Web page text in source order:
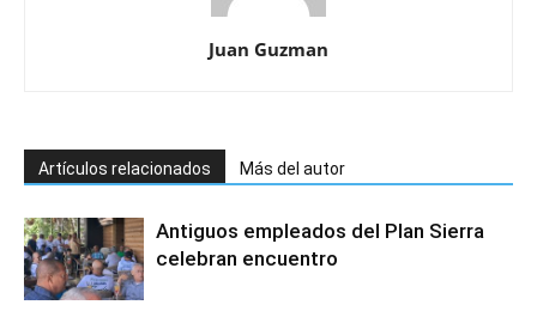
Juan Guzman
Artículos relacionados Más del autor
Antiguos empleados del Plan Sierra
celebran encuentro